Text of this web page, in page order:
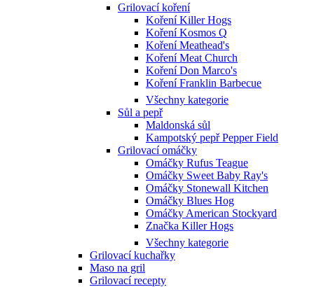
Grilovací koření
Koření Killer Hogs
Koření Kosmos Q
Koření Meathead's
Koření Meat Church
Koření Don Marco's
Koření Franklin Barbecue
Všechny kategorie
Sůl a pepř
Maldonská sůl
Kampotský pepř Pepper Field
Grilovací omáčky
Omáčky Rufus Teague
Omáčky Sweet Baby Ray's
Omáčky Stonewall Kitchen
Omáčky Blues Hog
Omáčky American Stockyard
Značka Killer Hogs
Všechny kategorie
Grilovací kuchařky
Maso na gril
Grilovací recepty